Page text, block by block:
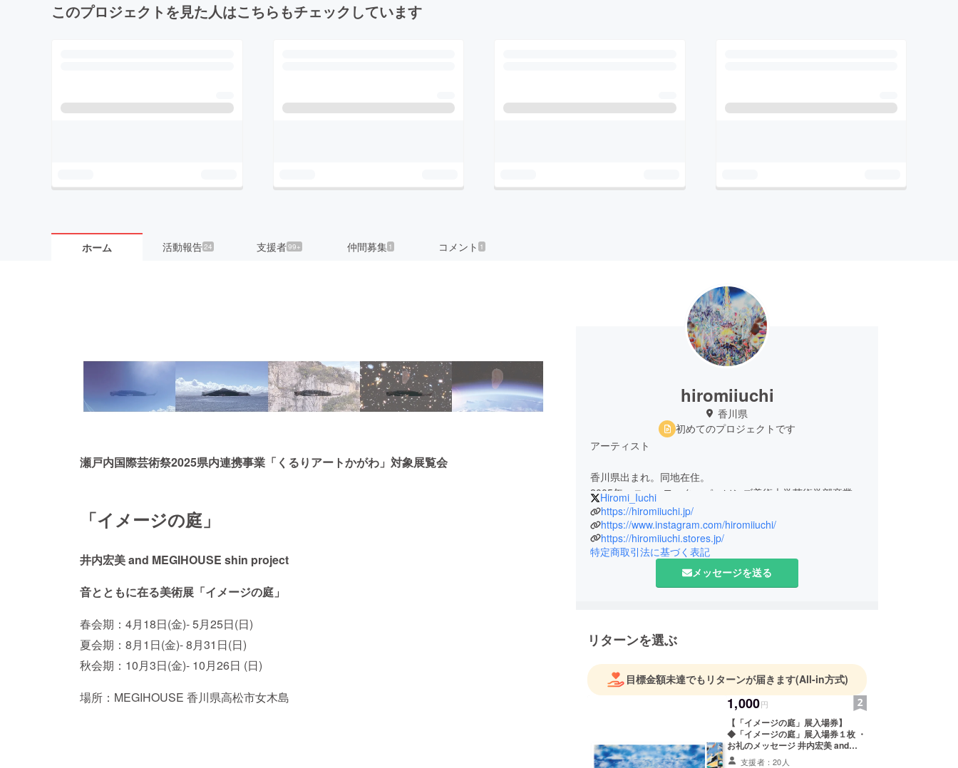
このプロジェクトを見た人はこちらもチェックしています
ホーム 活動報告24 支援者99+ 仲間募集 1 コメント 1
瀬戸内国際芸術祭2025県内連携事業「くるりアートかがわ」対象展覧会
「イメージの庭」
井内宏美 and MEGIHOUSE shin project
音とともに在る美術展「イメージの庭」
春会期：4月18日(金)- 5月25日(日)
夏会期：8月1日(金)- 8月31日(日)
秋会期：10月3日(金)- 10月26日 (日)
場所：MEGIHOUSE 香川県高松市女木島
hiromiiuchi
香川県
初めてのプロジェクトです
アーティスト
香川県出まれ。同地在住。
2005年、ニューヨーク・パーソンズ美術大学芸術学部卒業。
在学中の2003年から作品を発表し、アーティスト活動を開
始。東京在住をへて2021に再び拠点を香川県に移す。密教と
禅の思想に根ざし、普遍的な美を探求する、多様で独特な絵
画作品を制作し、国内外で発表している。
代表的な展示に、塗り絵の肖像画を制作し、108枚の煩悩を
識の肖像画」を展示した「Burrow/Release」(2008)、抽象的
な心象風景をシークエンスで表現したシリーズと、ストライ
プによるミニマル絵画を発表した「BABYFACE PLANET」
(2015)、2022年にKADOKAWAより出版されたyuji著「運命を
変える石の処方箋」の挿絵を担当し、その原画等を展示した
「運命を変える石の処方箋」原画展(2023)などがある。
Hiromi_Iuchi
https://hiromiiuchi.jp/
https://www.instagram.com/hiromiiuchi/
https://hiromiiuchi.stores.jp/
特定商取引法に基づく表記
メッセージを送る
リターンを選ぶ
目標金額未達でもリターンが届きます(All-in方式)
1,000円
【「イメージの庭」展入場券】
◆「イメージの庭」展入場券１枚 ・
お礼のメッセージ 井内宏美 and
MEGIHOUSE shin project 音ととも
支援者：20人